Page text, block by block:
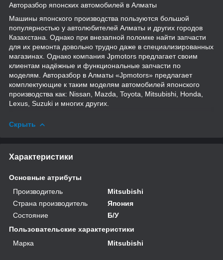
Авторазбор японских автомобилей в Алматы
Машины японского производства пользуются большой
популярностью у автолюбителей Алматы и других городов
Казахстана. Однако при внезапной поломке найти запчасти
для их ремонта довольно трудно даже в специализированных
магазинах. Однако компания Jpmotors предлагает своим
клиентам надёжные и функциональные запчасти по
моделям. Авторазбор в Алматы «Jpmotors» предлагает
комплектующие к таким моделям автомобилей японского
производства как: Nissan, Mazda, Toyota, Mitsubishi, Honda,
Lexus, Suzuki и многих других.
Скрыть
Характеристики
Основные атрибуты
Производитель
Mitsubishi
Страна производитель
Япония
Состояние
Б/У
Пользовательские характеристики
Марка
Mitsubishi